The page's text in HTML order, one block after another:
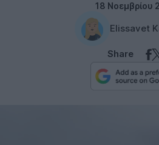
18 Νοεμβρίου
Elissavet
Share